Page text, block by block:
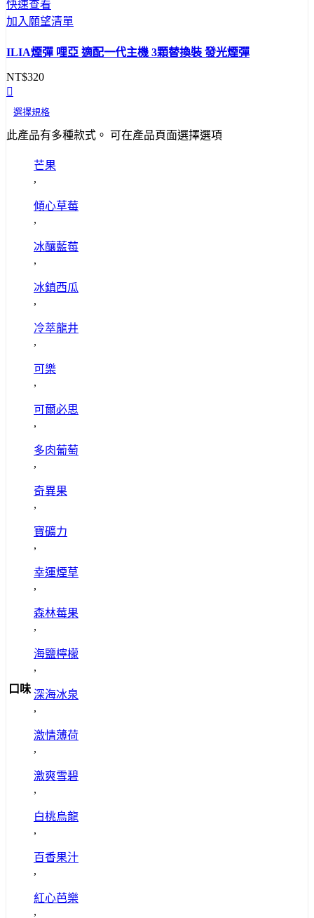
快速查看
加入願望清單
ILIA煙彈 哩亞 適配一代主機 3顆替換裝 發光煙彈
NT$320
選擇規格
此產品有多種款式。 可在產品頁面選擇選項
口味
芒果
,
傾心草莓
,
冰釀藍莓
,
冰鎮西瓜
,
冷萃龍井
,
可樂
,
可爾必思
,
多肉葡萄
,
奇異果
,
寶礦力
,
幸運煙草
,
森林莓果
,
海鹽檸檬
,
深海冰泉
,
激情薄荷
,
激爽雪碧
,
白桃烏龍
,
百香果汁
,
紅心芭樂
,